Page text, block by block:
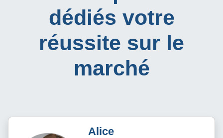
dédiés votre
réussite sur le
marché
Alice